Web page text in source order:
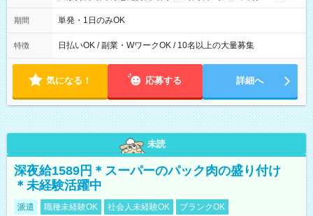
00～20：00
期間 単発・1日のみOK
特徴 日払いOK / 副業・WワークOK / 10名以上の大量募集
気になる！ 応募する 詳細へ
未読
深夜給1589円＊スーパーのパック肉の盛り付け
＊未経験活躍中
派遣 職種未経験OK 社会人未経験OK ブランクOK